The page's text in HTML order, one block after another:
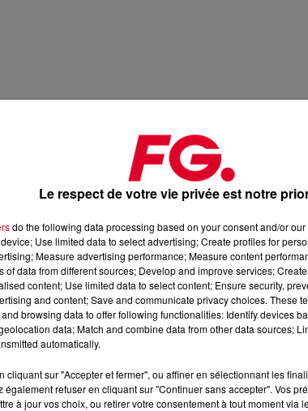
2026
📱 et sur l’Application FG (IOShttps://urlz.fr/hhZx-
Down-tempo
Le respect de votre vie privée est notre
do the following data processing based on your consent and/or
Use limited data to select advertising; Create profiles for
Measure advertising performance; Measure content
of data from different sources; Develop and improve services;
content; Use limited data to select content; Ensure security,
and content; Save and communicate privacy choices. These
browsing data to offer following functionalities: Identify devices
data; Match and combine data from other data sources;
automatically.
cliquant sur "Accepter et fermer", ou affiner en sélectionnant les
également refuser en cliquant sur "Continuer sans accepter". Vos
à jour vos choix, ou retirer votre consentement à tout moment via